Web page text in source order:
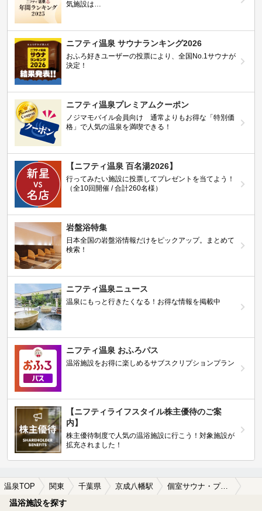
気施設は…
ニフティ温泉 サウナランキング2026
おふろ好きユーザーの投票により、全国No.1サウナが
決定！
ニフティ温泉プレミアムクーポン
ノジマモバイル会員向け 通常よりもお得な「特別価
格」で人気の温泉を満喫できる！
【ニフティ温泉 百名湯2026】
行ってみたい施設に投票してプレゼントを当てよう！
（全10回開催 / 合計260名様）
岩盤浴特集
日本全国の岩盤浴情報だけをピックアップ。まとめて
検索！
ニフティ温泉ニュース
温泉にもっと行きたくなる！お得な情報を掲載中
ニフティ温泉 おふろパス
温浴施設をお得に楽しめるサブスクリプションプラン
【ニフティライフスタイル株主優待のご案
内】
株主優待制度で人気の温浴施設に行こう！対象施設が
拡充されました！
温泉TOP 関東 千葉県 京成八幡駅 個室サウナ・プライベートサウナがある京成八幡駅近くの温泉、日帰り温泉、スーパー銭湯おすすめ
温浴施設を探す